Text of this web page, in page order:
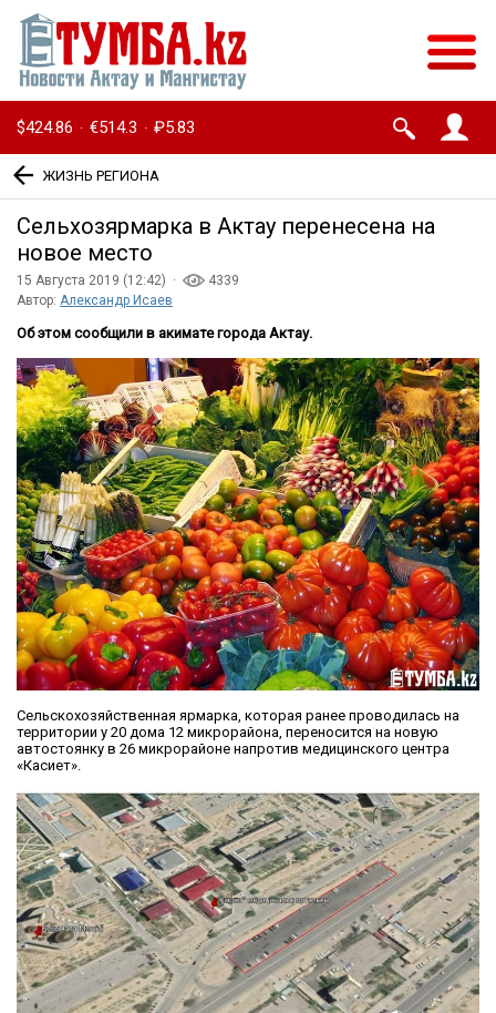
$424.86 · €514.3 · ₽5.83
ЖИЗНЬ РЕГИОНА
Сельхозярмарка в Актау перенесена на
новое место
15 Августа 2019 (12:42) ·
4339
Автор: Александр Исаев
Об этом сообщили в акимате города Актау.
Сельскохозяйственная ярмарка, которая ранее проводилась на
территории у 20 дома 12 микрорайона, переносится на новую
автостоянку в 26 микрорайоне напротив медицинского центра
«Касиет».